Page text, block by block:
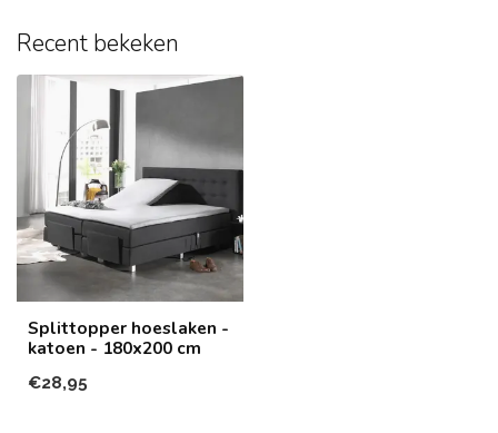
Recent bekeken
Splittopper hoeslaken -
katoen - 180x200 cm
€28,95